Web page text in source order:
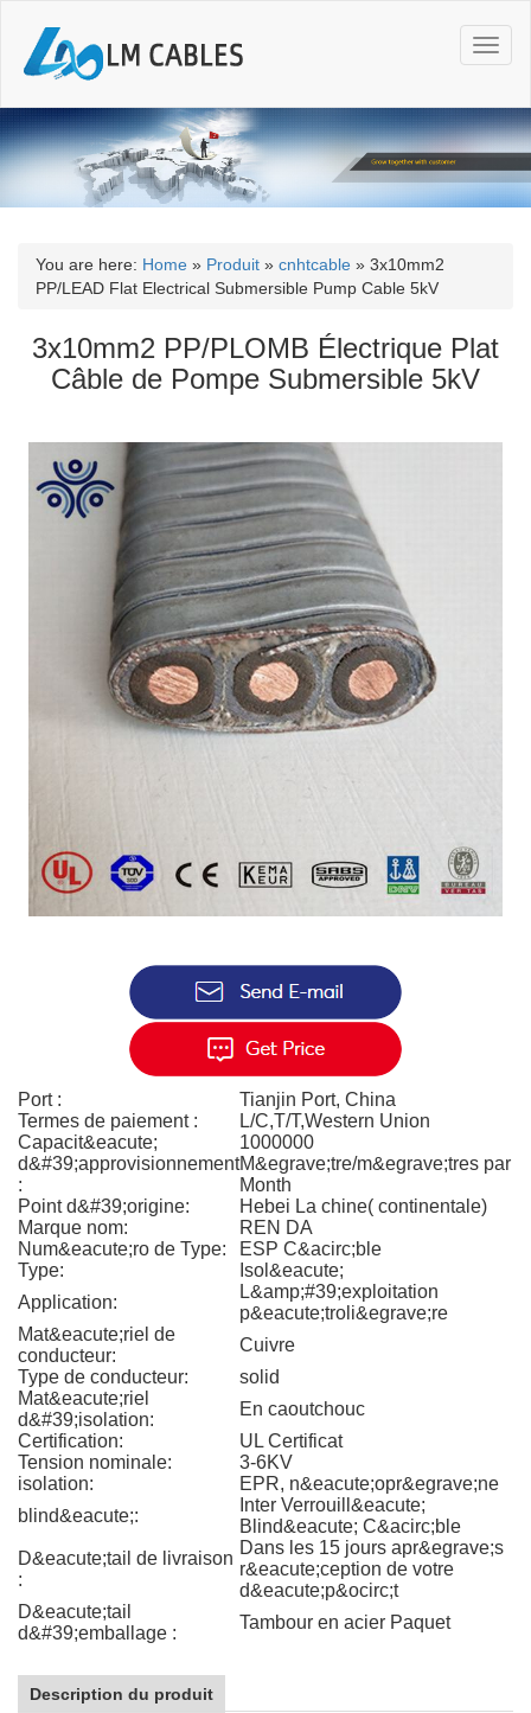
T
o
g
l
n
a
i
You are here: Home » Produit » cnhtcable » 3x10mm2
PP/LEAD Flat Electrical Submersible Pump Cable 5kV
3x10mm2 PP/PLOMB Électrique Plat
Câble de Pompe Submersible 5kV
Port :
Tianjin Port, China
Termes de paiement :
L/C,T/T,Western Union
Capacit&eacute;
d&#39;approvisionnement
:
1000000
M&egrave;tre/m&egrave;tres par
Month
Point d&#39;origine:
Hebei La chine( continentale)
Marque nom:
REN DA
Num&eacute;ro de Type:
ESP C&acirc;ble
Type:
Isol&eacute;
Application:
L&amp;#39;exploitation
p&eacute;troli&egrave;re
Mat&eacute;riel de
conducteur:
Cuivre
Type de conducteur:
solid
Mat&eacute;riel
d&#39;isolation:
En caoutchouc
Certification:
UL Certificat
Tension nominale:
3-6KV
isolation:
EPR, n&eacute;opr&egrave;ne
blind&eacute;:
Inter Verrouill&eacute;
Blind&eacute; C&acirc;ble
D&eacute;tail de livraison
:
Dans les 15 jours apr&egrave;s
r&eacute;ception de votre
d&eacute;p&ocirc;t
D&eacute;tail
d&#39;emballage :
Tambour en acier Paquet
Description du produit